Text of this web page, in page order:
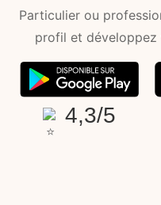
Particulier ou
profil et
4,3/5